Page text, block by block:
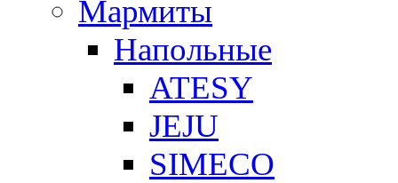
Мармиты
Напольные
ATESY
JEJU
SIMECO